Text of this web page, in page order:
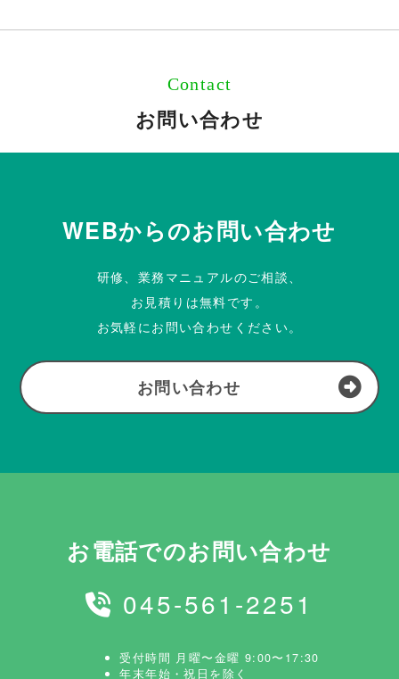
Contact
お問い合わせ
WEBからのお問い合わせ
研修、業務マニュアルのご相談、
お見積りは無料です。
お気軽にお問い合わせください。
お問い合わせ
お電話でのお問い合わせ
045-561-2251
受付時間 月曜〜金曜 9:00〜17:30
年末年始・祝日を除く